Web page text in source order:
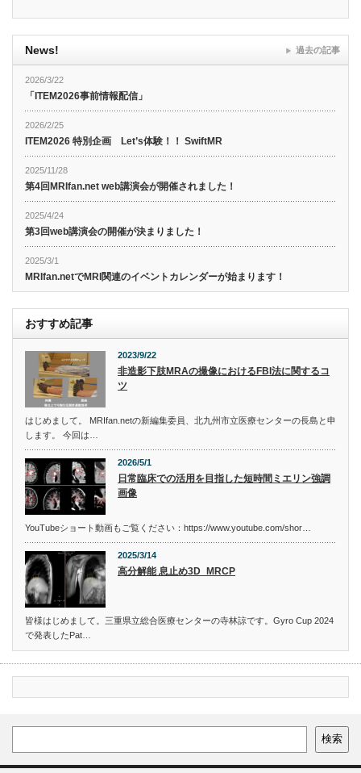
News!
2026/3/22
「ITEM2026事前情報配信」
2026/2/25
ITEM2026 特別企画 Let’s体験！！ SwiftMR
2025/11/28
第4回MRIfan.net web講演会が開催されました！
2025/4/24
第3回web講演会の開催が決まりました！
2025/3/1
MRIfan.netでMRI関連のイベントカレンダーが始まります！
過去の記事
おすすめ記事
2023/9/22
非造影下肢MRAの撮像におけるFBI法に関するコ
ツ
はじめまして。 MRIfan.netの新編集委員、北九州市立医療センターの長島と申
します。 今回は…
2026/5/1
日常臨床での活用を目指した短時間ミエリン強調
画像
YouTubeショート動画もご覧ください：https://www.youtube.com/shor…
2025/3/14
高分解能 息止め3D_MRCP
皆様はじめまして。三重県立総合医療センターの寺林諒です。Gyro Cup 2024
で発表したPat…
検索